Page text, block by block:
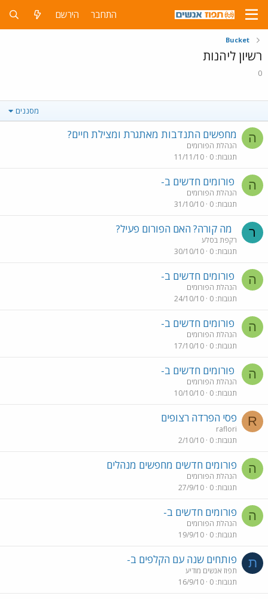
התחבר הירשם
Bucket
רשיון ליהנות
0
מסננים
ה מחפשים התנדבות מאתגרת ומצילת חיים?
הנהלת הפורומים
תגובות 0
11/11/10
ה פורומים חדשים ב-
הנהלת הפורומים
תגובות 0
31/10/10
ר מה קורה? האם הפורום פעיל?
רקפת בסלע
תגובות 0
30/10/10
ה פורומים חדשים ב-
הנהלת הפורומים
תגובות 0
24/10/10
ה פורומים חדשים ב-
הנהלת הפורומים
תגובות 0
17/10/10
ה פורומים חדשים ב-
הנהלת הפורומים
תגובות 0
10/10/10
R פסי הפרדה רצופים
raflori
תגובות 0
2/10/10
ה פורומים חדשים מחפשים מנהלים
הנהלת הפורומים
תגובות 0
27/9/10
ה פורומים חדשים ב-
הנהלת הפורומים
תגובות 0
19/9/10
ת פותחים שנה עם הקלפים ב-
תפוז אנשים מודיע
תגובות 0
16/9/10